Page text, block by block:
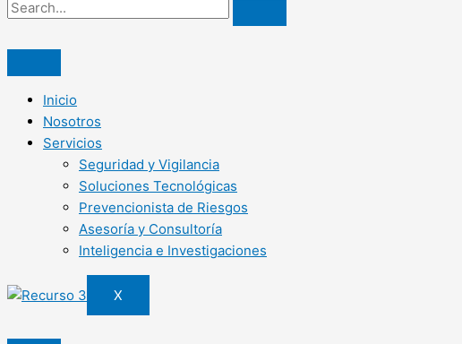
Inicio
Nosotros
Servicios
Seguridad y Vigilancia
Soluciones Tecnológicas
Prevencionista de Riesgos
Asesoría y Consultoría
Inteligencia e Investigaciones
X